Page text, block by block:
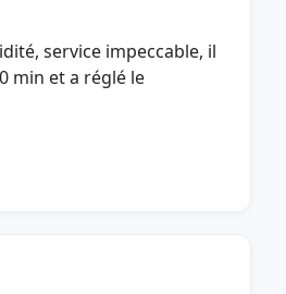
service impeccable, il
min et a réglé le